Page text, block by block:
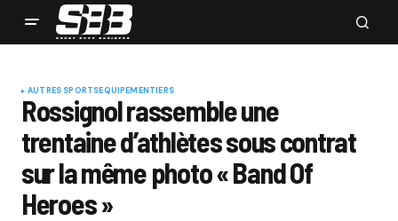
AUTRES SPORTSEQUIPEMENTIERS
Rossignol rassemble une
trentaine d’athlètes sous contrat
sur la même photo « Band Of
Heroes »